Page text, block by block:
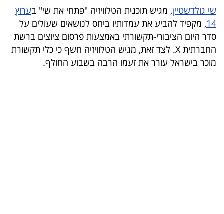
עסקי
ספורט
קריירה
ולימודים
שי גולדשטיין, מגיש תוכנית הטלוויזיה "פתחי את שי" בערוץ
14, מקפיד להביע את עמדותיו ביחס לנושאים שעולים על
סדר היום הציבורי-תקשורתי באמצעות פרסום ציוצים ברשת
החברתית X. לצד זאת, מגיש הטלוויזיה חשף כי כלי תקשורת
מוכר בישראל עורר את זעמו הרבה בשבוע החולף.